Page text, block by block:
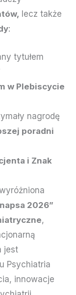
lecz także
:
tytułem
w Plebiscycie
nagrodę
poradni
i Znak
2026”
,
jest
Psychiatria
innowacje